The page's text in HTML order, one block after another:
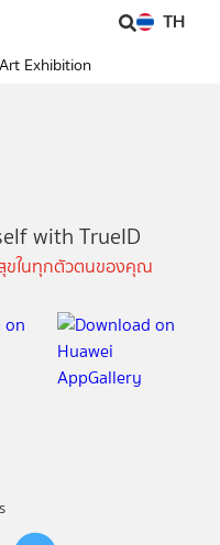
TH
Exhibition
with TrueID
ขในทุกตัวตนของคุณ